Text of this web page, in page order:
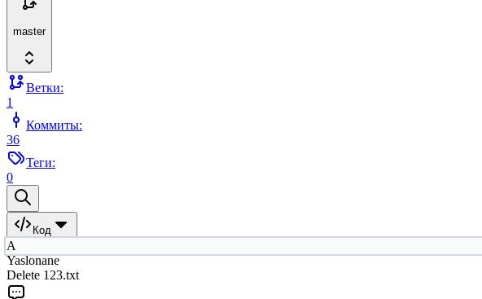
master
Ветки:
1
Коммиты:
36
Теги:
0
Код
A
Yaslonane
Delete 123.txt